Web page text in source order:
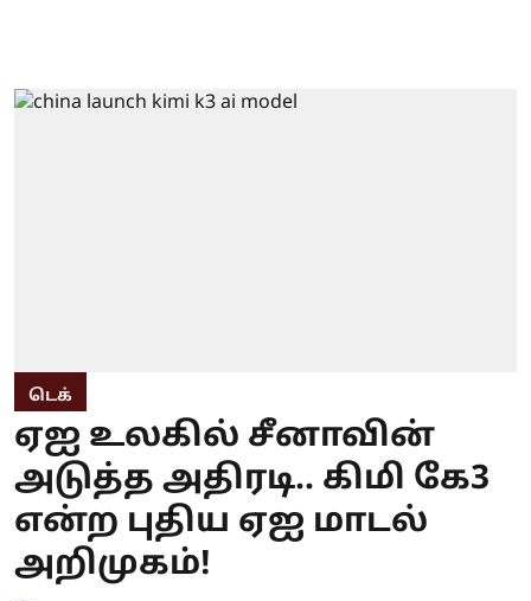
டெக்
ஏஐ உலகில் சீனாவின்
அடுத்த அதிரடி.. கிமி கே3
என்ற புதிய ஏஐ மாடல்
அறிமுகம்!